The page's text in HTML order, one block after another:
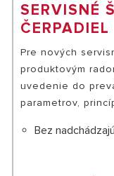
SERVISNÉ
ČERPADIEL
Pre nových
produktovým
uvedenie do
parametrov,
Bez